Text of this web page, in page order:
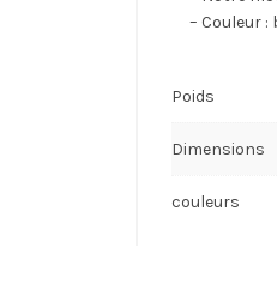
– Couleur :
Poids
Dimensions
couleurs